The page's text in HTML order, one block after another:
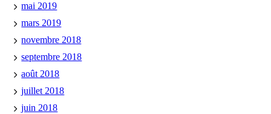
mai 2019
mars 2019
novembre 2018
septembre 2018
août 2018
juillet 2018
juin 2018